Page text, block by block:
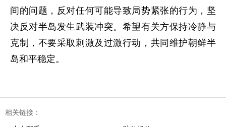
间的问题，反对任何可能导致局势紧张的行为，坚
决反对半岛发生武装冲突。希望有关方保持冷静与
克制，不要采取刺激及过激行动，共同维护朝鲜半
岛和平稳定。
相关链接：